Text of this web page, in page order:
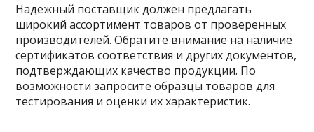
Надежный поставщик должен предлагать
широкий ассортимент товаров от проверенных
производителей. Обратите внимание на наличие
сертификатов соответствия и других документов,
подтверждающих качество продукции. По
возможности запросите образцы товаров для
тестирования и оценки их характеристик.